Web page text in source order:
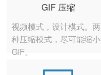
GIF 压缩
视频模式，设计模式。两
种压缩模式，尽可能缩小
GIF。